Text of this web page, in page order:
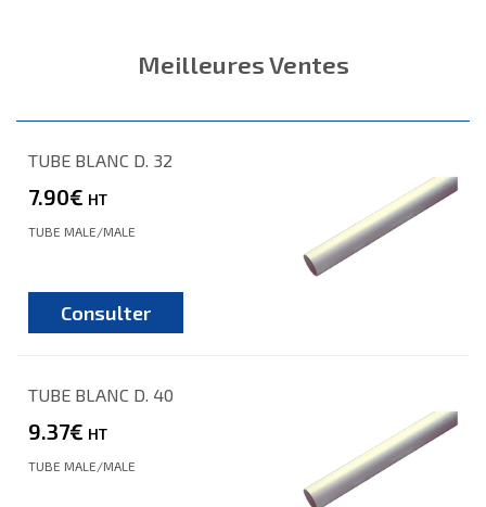
Meilleures Ventes
TUBE BLANC D. 32
7.90€ HT
TUBE MALE/MALE
Consulter
TUBE BLANC D. 40
9.37€ HT
TUBE MALE/MALE